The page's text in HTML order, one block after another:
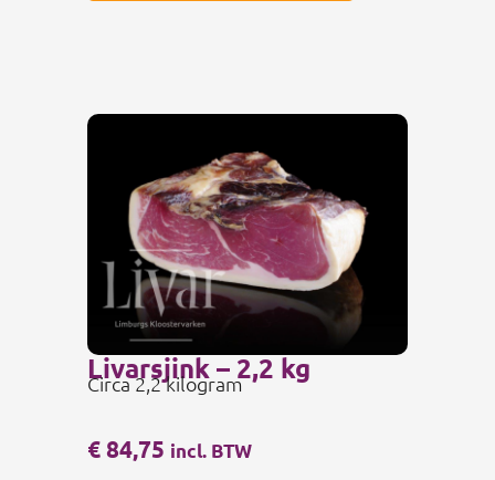
€84,75 incl. BTW
Livarsjink – 2,2 kg
Circa 2,2 kilogram